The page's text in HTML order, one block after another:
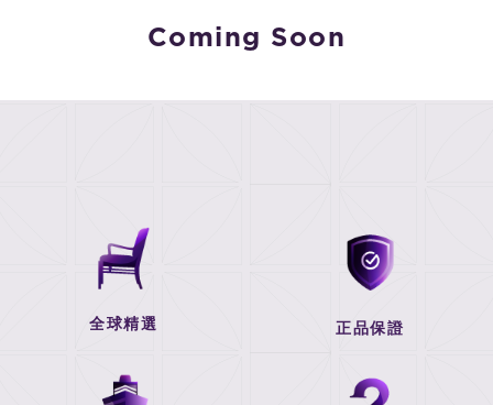
Coming Soon
全球精選 正品保證